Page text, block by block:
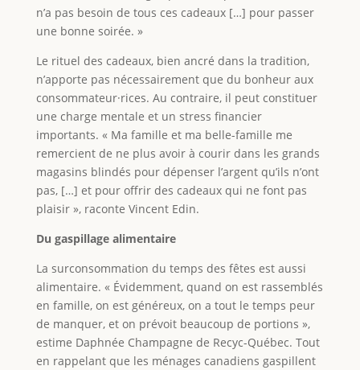
n’a pas besoin de tous ces cadeaux […] pour passer
une bonne soirée. »
Le rituel des cadeaux, bien ancré dans la tradition,
n’apporte pas nécessairement que du bonheur aux
consommateur·rices. Au contraire, il peut constituer
une charge mentale et un stress financier
importants. « Ma famille et ma belle-famille me
remercient de ne plus avoir à courir dans les grands
magasins blindés pour dépenser l’argent qu’ils n’ont
pas, […] et pour offrir des cadeaux qui ne font pas
plaisir », raconte Vincent Edin.
Du gaspillage alimentaire
La surconsommation du temps des fêtes est aussi
alimentaire. « Évidemment, quand on est rassemblés
en famille, on est généreux, on a tout le temps peur
de manquer, et on prévoit beaucoup de portions »,
estime Daphnée Champagne de Recyc-Québec. Tout
en rappelant que les ménages canadiens gaspillent